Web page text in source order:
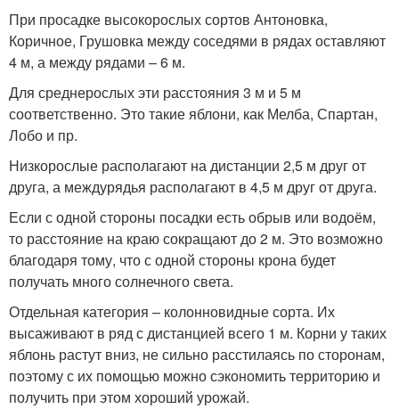
При просадке высокорослых сортов Антоновка,
Коричное, Грушовка между соседями в рядах оставляют
4 м, а между рядами – 6 м.
Для среднерослых эти расстояния 3 м и 5 м
соответственно. Это такие яблони, как Мелба, Спартан,
Лобо и пр.
Низкорослые располагают на дистанции 2,5 м друг от
друга, а междурядья располагают в 4,5 м друг от друга.
Если с одной стороны посадки есть обрыв или водоём,
то расстояние на краю сокращают до 2 м. Это возможно
благодаря тому, что с одной стороны крона будет
получать много солнечного света.
Отдельная категория – колонновидные сорта. Их
высаживают в ряд с дистанцией всего 1 м. Корни у таких
яблонь растут вниз, не сильно расстилаясь по сторонам,
поэтому с их помощью можно сэкономить территорию и
получить при этом хороший урожай.